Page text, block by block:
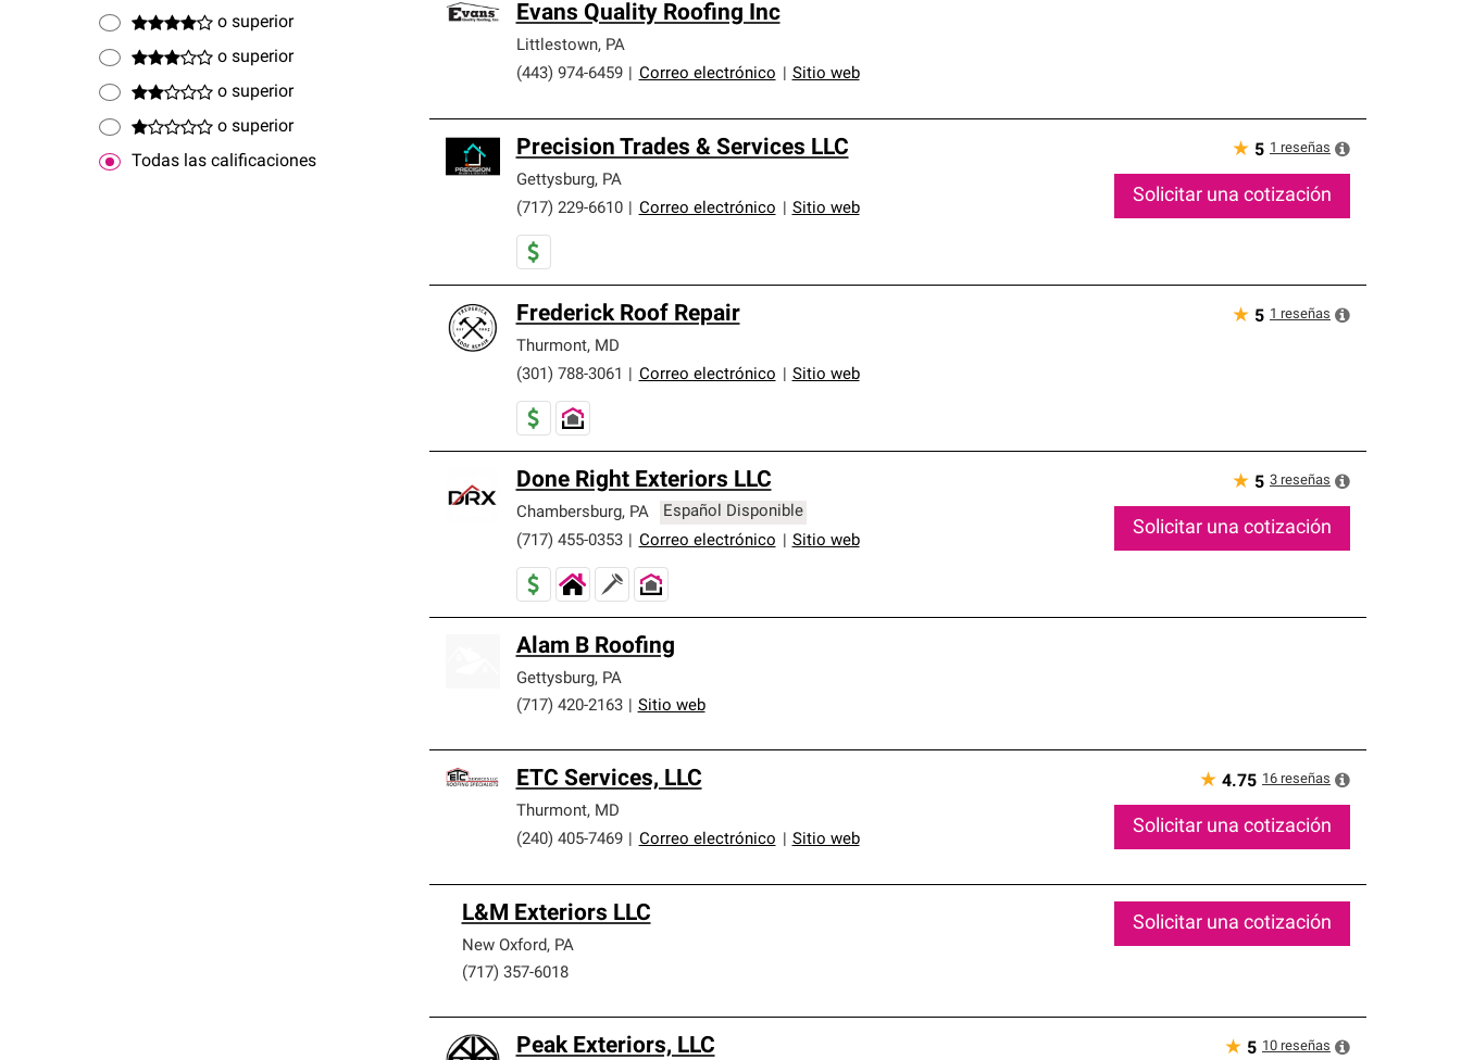
o superior
o superior
o superior
o superior
Todas las calificaciones
Evans Quality Roofing Inc
Littlestown, PA
(443) 974-6459
Correo electrónico Sitio web
Precision Trades & Services LLC
Gettysburg, PA
(717) 229-6610
Correo electrónico Sitio web
★ 5 1 reseñas
Solicitar una cotización
Frederick Roof Repair
Thurmont, MD
(301) 788-3061
Correo electrónico Sitio web
★ 5 1 reseñas
Done Right Exteriors LLC
Chambersburg, PA
Español Disponible
(717) 455-0353
Correo electrónico Sitio web
★ 5 3 reseñas
Solicitar una cotización
Alam B Roofing
Gettysburg, PA
(717) 420-2163
Sitio web
ETC Services, LLC
Thurmont, MD
(240) 405-7469
Correo electrónico Sitio web
★ 4.75 16 reseñas
Solicitar una cotización
L&M Exteriors LLC
New Oxford , PA
(717) 357-6018
Solicitar una cotización
Peak Exteriors, LLC ★ 5 10 reseñas